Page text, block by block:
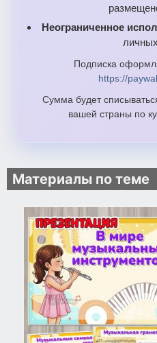
Неограниченное
Подписка
https://
Сумма будет
вашей страны по
Материалы по теме